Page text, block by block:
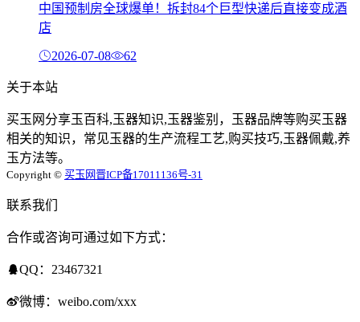
中国预制房全球爆单！拆封84个巨型快递后直接变成酒
店
2026-07-08 62
关于本站
买玉网分享玉百科,玉器知识,玉器鉴别，玉器品牌等购买玉器
相关的知识，常见玉器的生产流程工艺,购买技巧,玉器佩戴,养
玉方法等。
Copyright © 买玉网晋ICP备17011136号-31
联系我们
合作或咨询可通过如下方式：
QQ：23467321
微博：weibo.com/xxx